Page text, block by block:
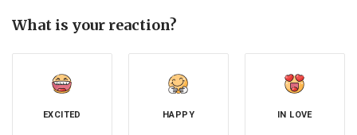
What is your reaction?
EXCITED HAPPY IN LOVE